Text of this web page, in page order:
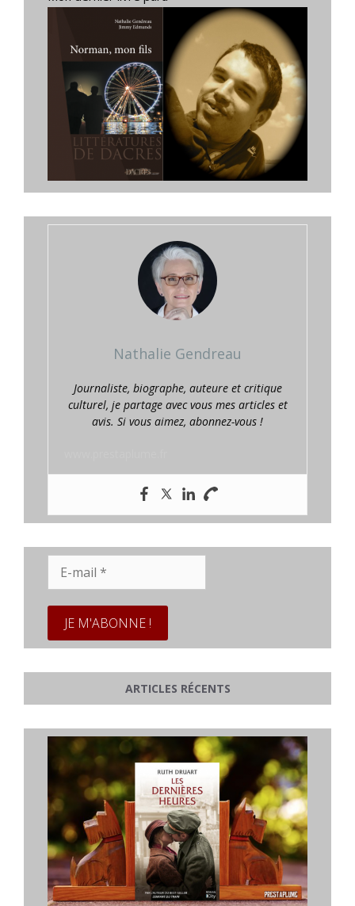
Nathalie Gendreau
Journaliste, biographe, auteure et critique
culturel, je partage avec vous mes articles et
avis. Si vous aimez, abonnez-vous !
mail
ARTICLES RÉCENTS